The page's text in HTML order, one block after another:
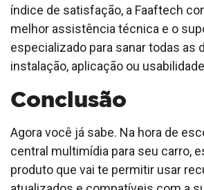
índice de satisfação, a Faaftech
melhor assistência técnica e o
especializado para sanar todas as
instalação, aplicação ou
Conclusão
Agora você já sabe. Na hora de
central multimídia para seu carro,
produto que vai te permitir usar